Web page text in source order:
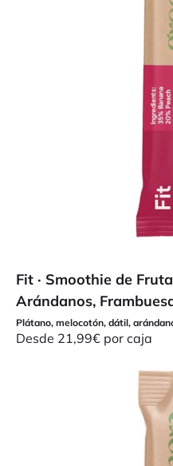
Fit · Smoothie de
Arándanos,
Plátano, melocotón, dátil,
Precio de oferta
Desde 21,99€ por caja